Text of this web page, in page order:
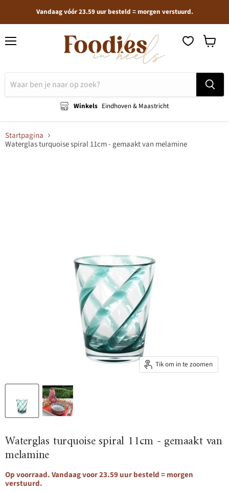
Vandaag vóór 23.59 uur besteld = morgen verstuurd.
Winkels Eindhoven & Maastricht
Startpagina
Waterglas turquoise spiral 11cm - gemaakt van melamine
Tik om in te zoomen
Waterglas turquoise spiral 11cm - gemaakt van
melamine
Op voorraad. Vandaag voor 23.59 uur besteld = morgen
verstuurd.